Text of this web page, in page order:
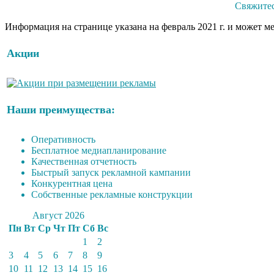
Информация на странице указана на февраль 2021 г. и может
Акции
Наши преимущества:
Оперативность
Бесплатное медиапланирование
Качественная отчетность
Быстрый запуск рекламной кампании
Конкурентная цена
Собственные рекламные конструкции
Август 2026
Пн Вт Ср Чт Пт Сб Вс
1
2
3
4 5 6 7 8
9
10 11 12 13 14 15 16